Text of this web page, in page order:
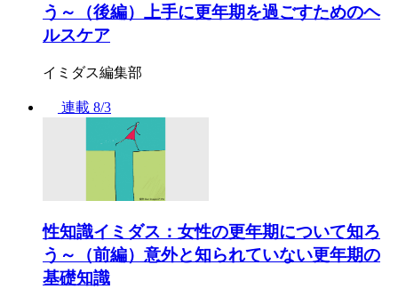
う～（後編）上手に更年期を過ごすためのヘ
ルスケア
イミダス編集部
連載 8/3
性知識イミダス：女性の更年期について知ろ
う～（前編）意外と知られていない更年期の
基礎知識